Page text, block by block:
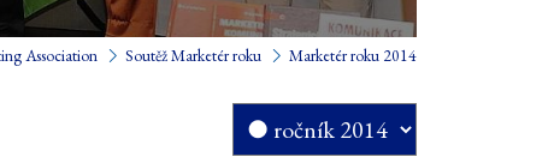
Association Soutěž Marketér roku Marketér roku 2014